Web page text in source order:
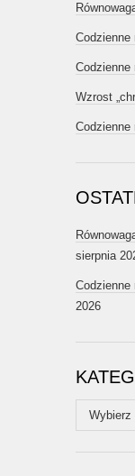
Codzienne
Codzienne
Wzrost
Codzienne
sierpnia
Codzienne
2026
Kategoria